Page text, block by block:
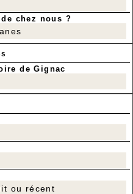
chez nous ?
de Gignac
ou récent